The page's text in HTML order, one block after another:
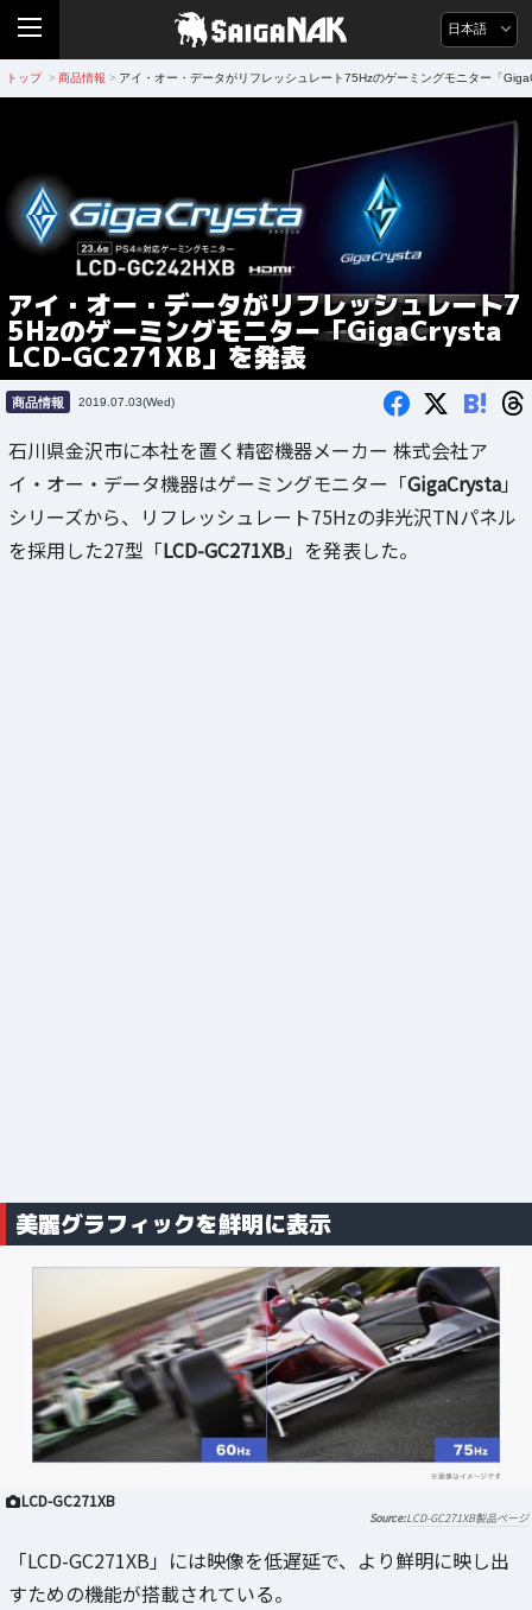
日本語
トップ > 商品情報 > アイ・オー・データがリフレッシュレート75Hzのゲーミングモニター「
アイ・オー・データがリフレッシュレート7
5Hzのゲーミングモニター「GigaCrysta
LCD-GC271XB」を発表
商品情報 2019.07.03(Wed) B!
石川県金沢市に本社を置く精密機器メーカー 株式会社ア
イ・オー・データ機器はゲーミングモニター「GigaCrysta」
シリーズから、リフレッシュレート75Hzの非光沢TNパネル
を採用した27型「LCD-GC271XB」を発表した。
美麗グラフィックを鮮明に表示
LCD-GC271XB
LCD-GC271XB製品ページ
「LCD-GC271XB」には映像を低遅延で、より鮮明に映し出
すための機能が搭載されている。